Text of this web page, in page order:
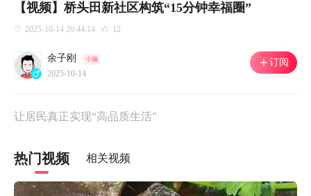
【视频】桥头田新社区构筑“15分钟幸福圈”
2025-10-14 20:44:14 12
余子刚 小编
2025-10-14
订阅
让居民真正实现“高品质生活”
热门视频 相关视频